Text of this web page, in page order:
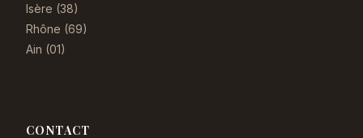
Isère (38)
Rhône (69)
Ain (01)
CONTACT